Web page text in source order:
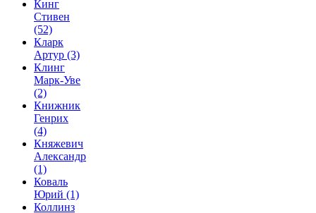
Кинг
Стивен
(52)
Кларк
Артур (3)
Клинг
Марк-Уве
(2)
Книжник
Генрих
(4)
Княжевич
Александр
(1)
Коваль
Юрий (1)
Коллинз